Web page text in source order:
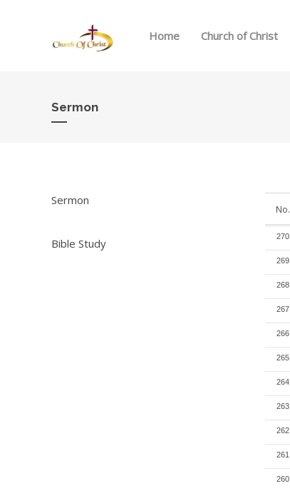
Home Church of Christ
Sermon
Sermon
Bible Study
No.
270
269
268
267
266
265
264
263
262
261
260